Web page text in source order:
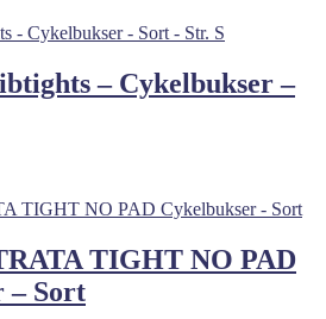
– Cykelbukser –
TIGHT NO PAD
– Sort